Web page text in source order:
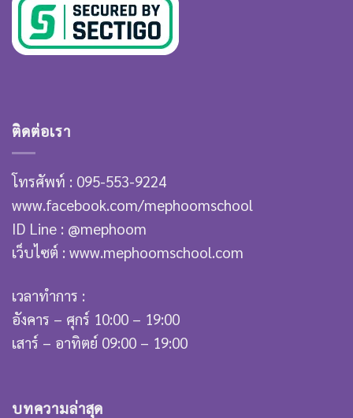
ติดต่อเรา
โทรศัพท์ : 095-553-9224
www.facebook.com/mephoomschool
ID Line : @mephoom
เว็บไซต์ : www.mephoomschool.com
เวลาทำการ :
อังคาร – ศุกร์ 10:00 – 19:00
เสาร์ – อาทิตย์ 09:00 – 19:00
บทความล่าสุด